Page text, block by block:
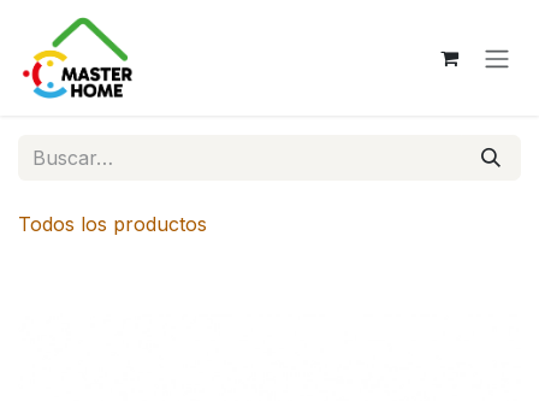
Ir al contenido
Todos los productos